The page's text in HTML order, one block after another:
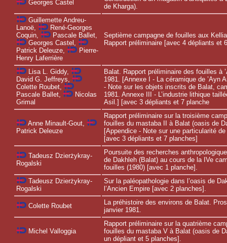
Georges Castel
de Kharga).
Guillemette Andreu-
Lanoë,
René-Georges
Coquin,
Pascale Ballet,
Georges Castel,
Patrick Deleuze,
Pierre-
Henry Laferrière
Septième campagne de fouilles aux
Rapport préliminaire [avec 4 dépliants et
Lisa L. Giddy,
David G. Jeffreys,
Colette Roubet,
Pascale Ballet,
Nicolas
Grimal
Balat. Rapport préliminaire des fouilles à
1981. [Annexe I - La céramique de ’Ayn
- Note sur les objets inscrits de Balat,
1981. Annexe III - L’industrie lithique
Asil.] [avec 3 dépliants et 7 planche
Anne Minault-Gout,
Patrick Deleuze
Rapport préliminaire sur la troisième
fouilles du mastaba II à Balat (oasis de
[Appendice - Note sur une particularité
[avec 3 dépliants et 7 planches]
Tadeusz Dzierżykray-
Rogalski
Poursuite des recherches
de Dakhleh (Balat) au cours de la IVe
fouilles (1980) [avec 1 planche].
Tadeusz Dzierżykray-
Rogalski
Sur la paléopathologie dans l’oasis de
l’Ancien Empire [avec 2 planches].
Colette Roubet
La préhistoire des environs de Balat.
janvier 1981.
Michel Valloggia
Rapport préliminaire sur la quatrième
fouilles du mastaba V à Balat (oasis de
un dépliant et 5 planches].